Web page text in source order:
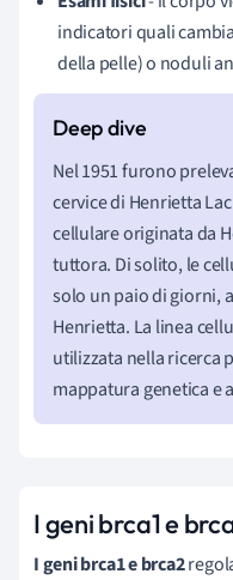
indicatori quali
della pelle) o noduli
Nel 1951 furono
cervice di Henrietta
cellulare originata da
tuttora. Di solito, le
solo un paio di giorni,
Henrietta. La linea
utilizzata nella ricerca
mappatura genetica e
I geni brca1 e
I geni brca1 e brca2